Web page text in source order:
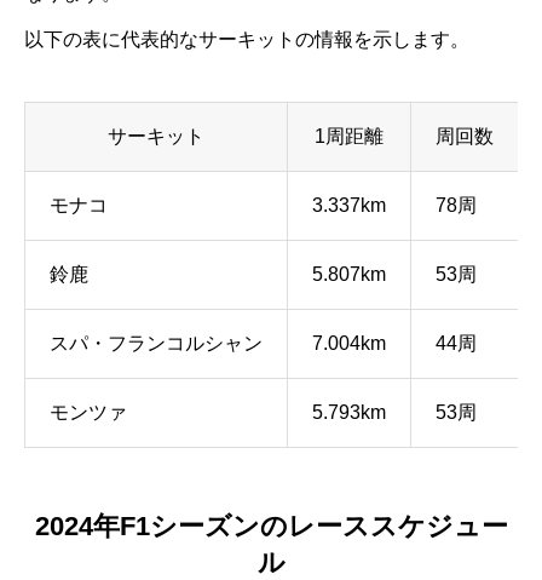
以下の表に代表的なサーキットの情報を示します。
サーキット 1周距離 周回数
モナコ 3.337km 78周
鈴鹿 5.807km 53周
スパ・フランコルシャン 7.004km 44周
モンツァ 5.793km 53周
2024年F1シーズンのレーススケジュー
ル